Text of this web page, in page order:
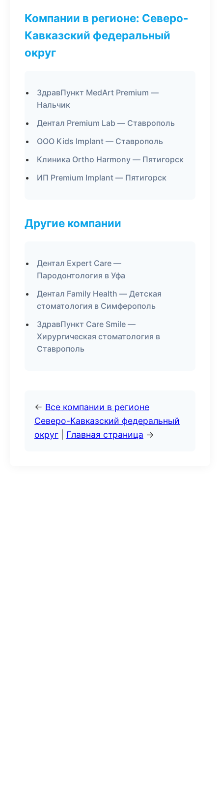
Компании в регионе: Северо-
Кавказский федеральный
округ
ЗдравПункт MedArt Premium —
Нальчик
Дентал Premium Lab — Ставрополь
ООО Kids Implant — Ставрополь
Клиника Ortho Harmony — Пятигорск
ИП Premium Implant — Пятигорск
Другие компании
Дентал Expert Care —
Пародонтология в Уфа
Дентал Family Health — Детская
стоматология в Симферополь
ЗдравПункт Care Smile —
Хирургическая стоматология в
Ставрополь
← Все компании в регионе
Северо-Кавказский федеральный
округ
Главная страница →